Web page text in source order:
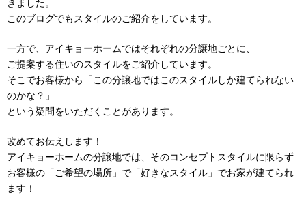
きました。
このブログでもスタイルのご紹介をしています。
一方で、アイキョーホームではそれぞれの分譲地ごとに、
ご提案する住いのスタイルをご紹介しています。
そこでお客様から「この分譲地ではこのスタイルしか建てられない
のかな？」
という疑問をいただくことがあります。
改めてお伝えします！
アイキョーホームの分譲地では、そのコンセプトスタイルに限らず
お客様の「ご希望の場所」で「好きなスタイル」でお家が建てられ
ます！